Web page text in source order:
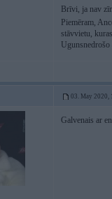
Brīvi, ja nav
Piemēram,
stāvvietu,
03. May 2020,
Galvenais ar